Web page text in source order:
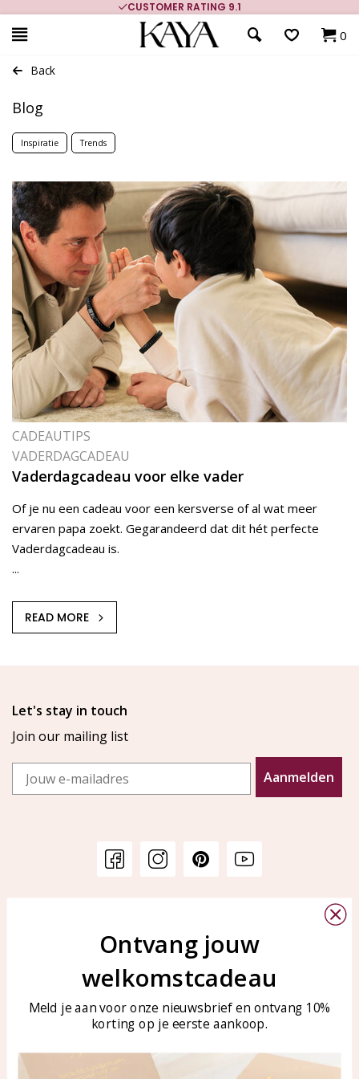
CUSTOMER RATING 9.1
0
Back
Blog
Inspiratie Trends
CADEAUTIPS
VADERDAGCADEAU
Vaderdagcadeau voor elke vader
Of je nu een cadeau voor een kersverse of al wat meer
ervaren papa zoekt. Gegarandeerd dat dit hét perfecte
Vaderdagcadeau is.
...
READ MORE
Let's stay in touch
Join our mailing list
Email
Aanmelden
Bellen of WhatsApp Ma-Vr
tussen 09:00-17:00
Tel: 0850003187
klantenservice@kayasierade
Ontvang jouw
welkomstcadeau
Meld je aan voor onze nieuwsbrief en ontvang 10%
korting op je eerste aankoop.